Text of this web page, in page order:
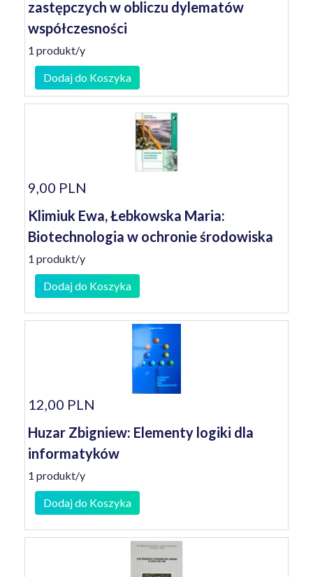
zastępczych w obliczu dylematów
współczesności
1 produkt/y
Dodaj do Koszyka
9,00 PLN
Klimiuk Ewa, Łebkowska Maria:
Biotechnologia w ochronie środowiska
1 produkt/y
Dodaj do Koszyka
12,00 PLN
Huzar Zbigniew: Elementy logiki dla
informatyków
1 produkt/y
Dodaj do Koszyka